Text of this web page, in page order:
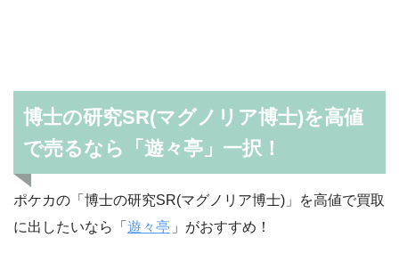
博士の研究SR(マグノリア博士)を高値
で売るなら「遊々亭」一択！
ポケカの「博士の研究SR(マグノリア博士)」を高値で買取
に出したいなら「 遊々亭 」がおすすめ！